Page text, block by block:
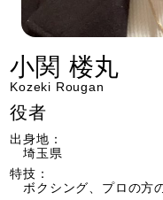
小関 楼丸
Kozeki Rougan
役者
出身地：
埼玉県
特技：
ボクシング、プロの方